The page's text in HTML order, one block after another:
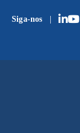
Siga-nos